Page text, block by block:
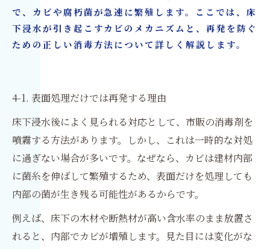
で、カビや腐朽菌が急速に繁殖します。ここでは、床
下浸水が引き起こすカビのメカニズムと、再発を防ぐ
ための正しい消毒方法について詳しく解説します。
4-1. 表面処理だけでは再発する理由
床下浸水後によく見られる対応として、市販の消毒剤を
噴霧する方法があります。しかし、これは一時的な対処
に過ぎない場合が多いです。なぜなら、カビは建材内部
に菌糸を伸ばして繁殖するため、表面だけを処理しても
内部の菌が生き残る可能性があるからです。
例えば、床下の木材や断熱材が高い含水率のまま放置さ
れると、内部でカビが増殖します。見た目には変化がな